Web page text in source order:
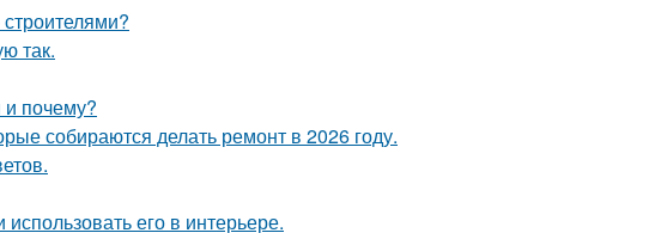
так.
и почему?
собираются делать ремонт в 2026 году.
его в интерьере.